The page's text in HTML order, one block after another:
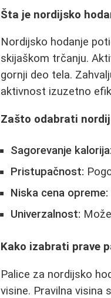
Šta je nordijsko
Nordijsko hodanje
skijaškom trčanju.
gornji deo tela.
aktivnost izuzetno
Zašto odabrati
Sagorevanje kalorija:
Pristupačnost:
Niska cena opreme:
Univerzalnost:
Kako izabrati prave
Palice za nordijsko
visine. Pravilna visina